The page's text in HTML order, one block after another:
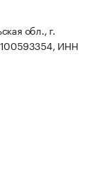
обл., г.
ИНН